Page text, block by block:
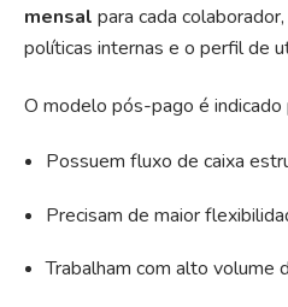
mensal para cada
políticas internas e o perfil de
O modelo pós-pago é indicado
Possuem fluxo de caixa
Precisam de maior
Trabalham com alto volume